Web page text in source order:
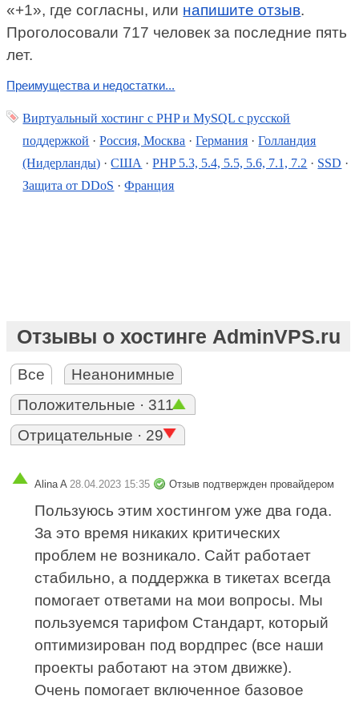
«+1», где согласны, или напишите отзыв.
Проголосовали 717 человек за последние пять
лет.
Преимущества и недостатки...
Виртуальный хостинг c PHP и MySQL с русской
поддержкой ·Россия, Москва ·Германия ·Голландия
(Нидерланды) ·США ·PHP 5.3, 5.4, 5.5, 5.6, 7.1, 7.2 · SSD ·
Защита от DDoS ·Франция
Отзывы о хостинге AdminVPS.ru
Все
Неанонимные
Положительные · 311
Отрицательные · 29
Alina A 28.04.2023 15:35 Отзыв подтвержден провайдером
Пользуюсь этим хостингом уже два года.
За это время никаких критических
проблем не возникало. Сайт работает
стабильно, а поддержка в тикетах всегда
помогает ответами на мои вопросы. Мы
пользуемся тарифом Стандарт, который
оптимизирован под вордпрес (все наши
проекты работают на этом движке).
Очень помогает включенное базовое